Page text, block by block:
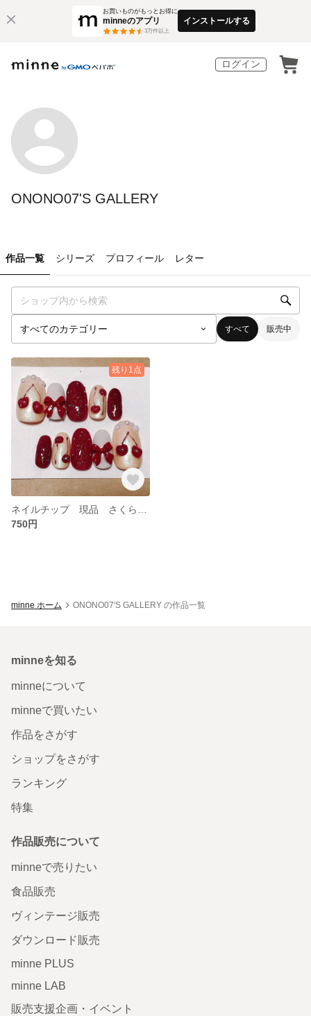
お買いものがもっとお得に
minneのアプリ
3万件以上
インストールする
ログイン
ONONO07'S GALLERY
作品一覧 シリーズ プロフィール レター
すべて 販売中
残り1点
750円
minne ホーム ONONO07'S GALLERY の作品一覧
minneを知る
minneについて
minneで買いたい
作品をさがす
ショップをさがす
ランキング
特集
作品販売について
minneで売りたい
食品販売
ヴィンテージ販売
ダウンロード販売
minne PLUS
minne LAB
販売支援企画・イベント